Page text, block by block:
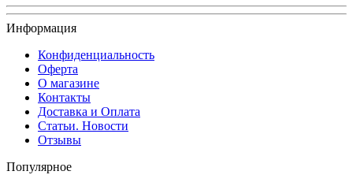
Информация
Конфиденциальность
Оферта
О магазине
Контакты
Доставка и Оплата
Статьи. Новости
Отзывы
Популярное